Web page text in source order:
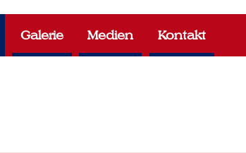
Galerie Medien Kontakt